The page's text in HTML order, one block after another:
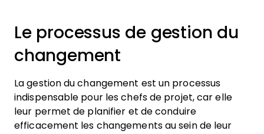
Le processus de gestion du
changement
La gestion du changement est un processus
indispensable pour les chefs de projet, car elle
leur permet de planifier et de conduire
efficacement les changements au sein de leur